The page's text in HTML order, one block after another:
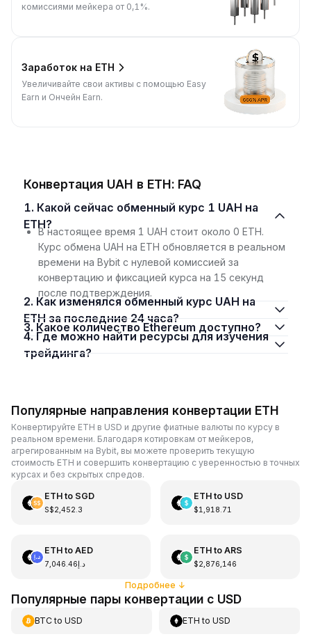
комиссиями мейкера от 0,1%.
Заработок на ETH
Увеличивайте свои активы с помощью Easy
Earn и Ончейн Earn.
Конвертация UAH в ETH: FAQ
1. Какой сейчас обменный курс 1 UAH на
ETH?
В настоящее время 1 UAH стоит около 0 ETH.
Курс обмена UAH на ETH обновляется в реальном
времени на Bybit с нулевой комиссией за
конвертацию и фиксацией курса на 15 секунд
после подтверждения.
2. Как изменялся обменный курс UAH на
ETH за последние 24 часа?
3. Какое количество Ethereum доступно?
4. Где можно найти ресурсы для изучения
трейдинга?
Популярные направления конвертации ETH
Конвертируйте ETH в USD и другие фиатные валюты по курсу в
реальном времени. Благодаря котировкам от мейкеров,
агрегированным на Bybit, вы можете проверить текущую
стоимость ETH и совершить конвертацию с уверенностью в точных
курсах и без скрытых спредов.
ETHto SGD
S$2,452.3
ETHto USD
$1,918.71
ETHto AED
د.إ7,046.46
ETHto ARS
$2,876,146
Подробнее ↓
Популярные пары конвертации с USD
BTCto USD ETH toUSD